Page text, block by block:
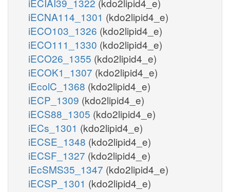
iECNA114_1301 (kdo2lipid4_e)
iECO103_1326 (kdo2lipid4_e)
iECO111_1330 (kdo2lipid4_e)
iECO26_1355 (kdo2lipid4_e)
iECOK1_1307 (kdo2lipid4_e)
iEcolC_1368 (kdo2lipid4_e)
iECP_1309 (kdo2lipid4_e)
iECS88_1305 (kdo2lipid4_e)
iECs_1301 (kdo2lipid4_e)
iECSE_1348 (kdo2lipid4_e)
iECSF_1327 (kdo2lipid4_e)
iEcSMS35_1347 (kdo2lipid4_e)
iECSP_1301 (kdo2lipid4_e)